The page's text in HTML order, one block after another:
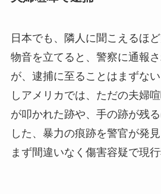
日本でも、隣人に聞こえるほ
物音を立てると、警察に通報
が、逮捕に至ることはまずな
しアメリカでは、ただの夫婦
が叩かれた跡や、手の跡が残
した、暴力の痕跡を警官が発
まず間違いなく傷害容疑で現